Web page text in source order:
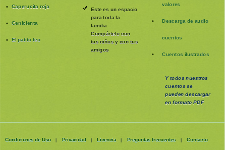
Caperucita roja
Cenicienta
El patito feo
Este es un espacio
para toda la
familia
Compártelo con
tus niños y con tus
amigos
valores
Descarga de audio
cuentos
Cuentos ilustrados
Y todos nuestros
cuentos se
puedendescargar
en formato PDF
Condiciones de Uso | Privacidad | Licencia | Preguntas frecuentes | Contacto